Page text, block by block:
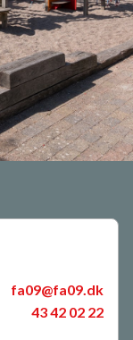
fa09@fa09.dk
43 42 02 22